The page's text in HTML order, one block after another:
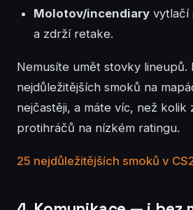
Molotov/incendiary vytlačí
a zdrží retake.
Nemusíte umět stovky lineupů.
nejdůležitějších smoků na
nejčastěji, a máte víc, než kolik
protihráčů na nízkém ratingu.
25 nejdůležitějších smoků v